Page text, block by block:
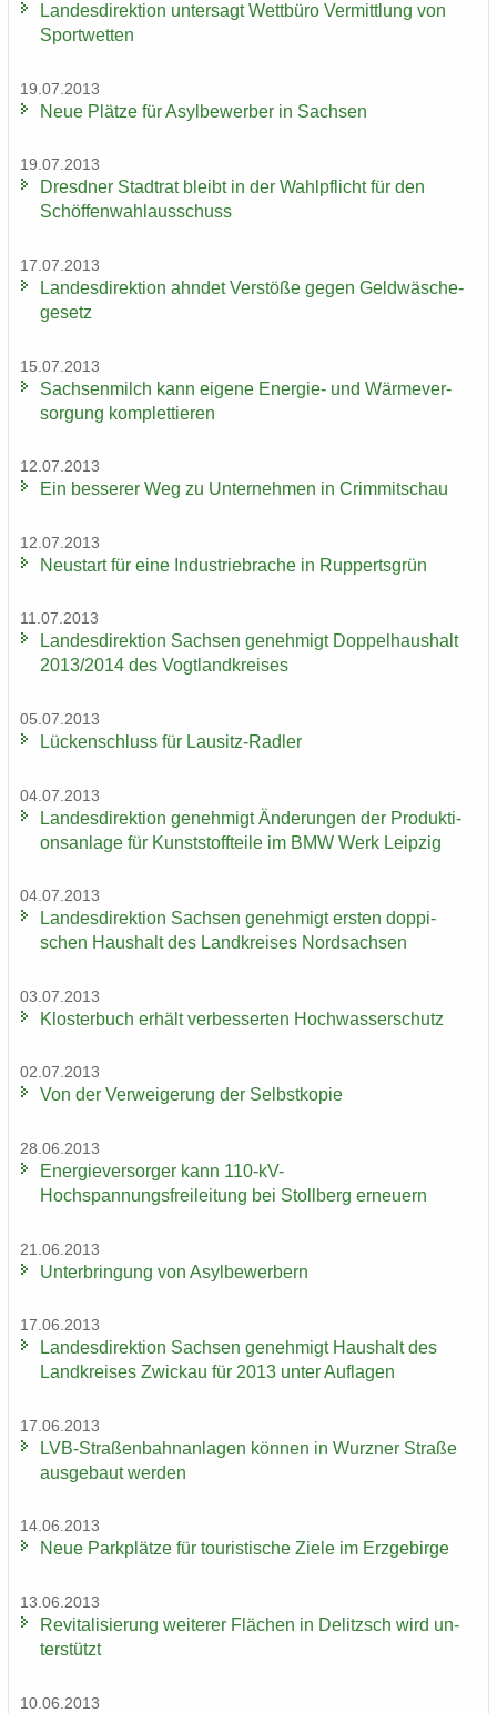
Lan­des­di­rek­ti­on un­ter­sagt Wett­bü­ro Ver­mitt­lung von
Sport­wet­ten
19.07.2013
Neue Plät­ze für Asyl­be­wer­ber in Sach­sen
19.07.2013
Dresd­ner Stadt­rat bleibt in der Wahl­pflicht für den
Schöf­fen­wahl­aus­schuss
17.07.2013
Lan­des­di­rek­ti­on ahn­det Ver­stö­ße gegen Geld­wä­sche­
ge­setz
15.07.2013
Sach­sen­milch kann ei­ge­ne Energie-​ und Wär­me­ver­
sor­gung kom­plet­tie­ren
12.07.2013
Ein bes­se­rer Weg zu Un­ter­neh­men in Crim­mit­schau
12.07.2013
Neu­start für eine In­dus­trie­bra­che in Rup­perts­grün
11.07.2013
Lan­des­di­rek­ti­on Sach­sen ge­neh­migt Dop­pel­haus­halt
2013/2014 des Vogt­land­krei­ses
05.07.2013
Lü­cken­schluss für Lausitz-​Radler
04.07.2013
Lan­des­di­rek­ti­on ge­neh­migt Än­de­run­gen der Pro­duk­ti­
ons­an­la­ge für Kunst­stoff­tei­le im BMW Werk Leip­zig
04.07.2013
Lan­des­di­rek­ti­on Sach­sen ge­neh­migt ers­ten dop­pi­
schen Haus­halt des Land­krei­ses Nord­sach­sen
03.07.2013
Klos­ter­buch er­hält ver­bes­ser­ten Hoch­was­ser­schutz
02.07.2013
Von der Ver­wei­ge­rung der Selbst­ko­pie
28.06.2013
En­er­gie­ver­sor­ger kann 110-​kV-
Hochspannungsfreileitung bei Stoll­berg er­neu­ern
21.06.2013
Un­ter­brin­gung von Asyl­be­wer­bern
17.06.2013
Lan­des­di­rek­ti­on Sach­sen ge­neh­migt Haus­halt des
Land­krei­ses Zwi­ckau für 2013 unter Auf­la­gen
17.06.2013
LVB-​Straßenbahnanlagen kön­nen in Wurz­ner Stra­ße
aus­ge­baut wer­den
14.06.2013
Neue Park­plät­ze für tou­ris­ti­sche Ziele im Erz­ge­bir­ge
13.06.2013
Re­vi­ta­li­sie­rung wei­te­rer Flä­chen in De­litzsch wird un­
ter­stützt
10.06.2013